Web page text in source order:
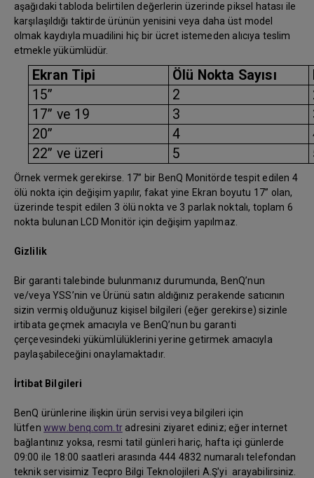
aşağıdaki tabloda belirtilen değerlerin üzerinde piksel hatası ile
karşılaşıldığı taktirde ürünün yenisini veya daha üst model
olmak kaydıyla muadilini hiç bir ücret istemeden alıcıya teslim
etmekle yükümlüdür.
Ekran Tipi Ölü Nokta Sayısı
15”
2
17” ve 19
3
20”
4
22” ve üzeri
5
Örnek vermek gerekirse. 17” bir BenQ Monitörde tespit edilen 4
ölü nokta için değişim yapılır, fakat yine Ekran boyutu 17” olan,
üzerinde tespit edilen 3 ölü nokta ve 3 parlak noktalı, toplam 6
nokta bulunan LCD Monitör için değişim yapılmaz.
Gizlilik
Bir garanti talebinde bulunmanız durumunda, BenQ’nun
ve/veya YSS’nin ve Ürünü satın aldığınız perakende satıcının
sizin vermiş olduğunuz kişisel bilgileri (eğer gerekirse) sizinle
irtibata geçmek amacıyla ve BenQ’nun bu garanti
çerçevesindeki yükümlülüklerini yerine getirmek amacıyla
paylaşabileceğini onaylamaktadır.
İrtibat Bilgileri
BenQ ürünlerine ilişkin ürün servisi veya bilgileri için
lütfenwww.benq.com.tradresini ziyaret ediniz; eğer internet
bağlantınız yoksa, resmi tatil günleri hariç, hafta içi günlerde
09:00 ile 18:00 saatleri arasında 444 4832 numaralı telefondan
teknik servisimiz Tecpro Bilgi Teknolojileri A.Ş'yi arayabilirsiniz.